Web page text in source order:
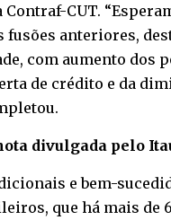
CUT.
anteriores,
com aumento dos
de crédito e da
divulgada pelo
e bem-
que há mais de